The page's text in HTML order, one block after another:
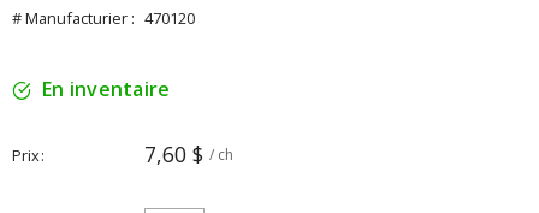
# Manufacturier : 470120
En inventaire
Prix 7,60 $ / ch